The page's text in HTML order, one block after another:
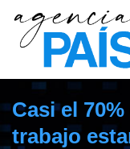
Casi el
trabajo